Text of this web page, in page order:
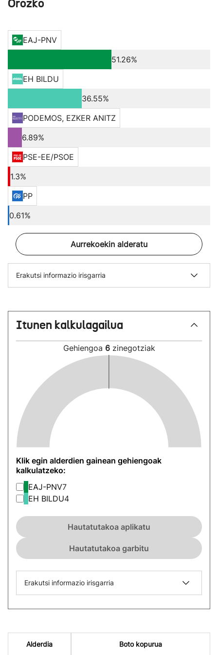
Orozko
EAJ-PNV
51.26%
EH BILDU
36.55%
PODEMOS, EZKER ANITZ
6.89%
PSE-EE/PSOE
1.3%
PP
0.61%
Aurrekoekin alderatu
Erakutsi informazio irisgarria
Itunen kalkulagailua
Gehiengoa 6 zinegotziak
Klik egin alderdien gainean gehiengoak
kalkulatzeko:
EAJ-PNV7
EH BILDU4
Hautatutakoa aplikatu
Hautatutakoa garbitu
Erakutsi informazio irisgarria
Alderdia Boto kopurua